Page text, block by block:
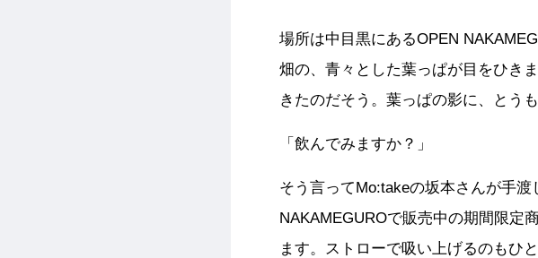
場所は中目黒にあるOPEN
畑の、青々とした葉っぱが目をひき
きたのだそう。葉っぱの影に、とう
「飲んでみますか？」
そう言ってMo:takeの坂本さんが手
NAKAMEGUROで販売中の期間限定
ます。ストローで吸い上げるのもひ